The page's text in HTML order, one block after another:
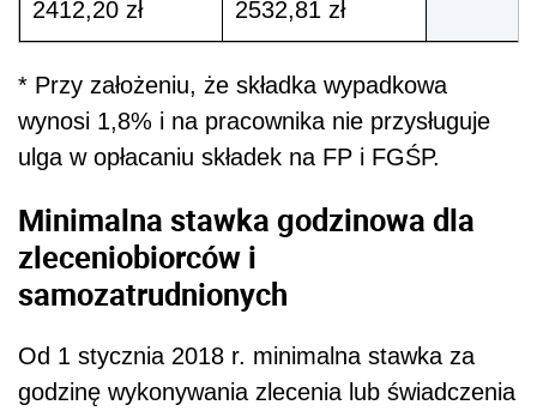
usług (w tym dla jednoosobowych
przedsiębiorców) wyniesie 13,70 zł [(13 zł x
(2100 zł : 2000 zł)].
Minimalna stawka godzinowa nie będzie
dotyczyła m.in. osób, które:
same decydują o miejscu i czasie
wykonywania pracy, i jednocześnie
przysługuje im wynagrodzenie prowizyjne,